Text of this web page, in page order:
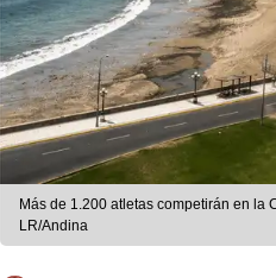
Más de 1.200 atletas competirán en la
LR/Andina